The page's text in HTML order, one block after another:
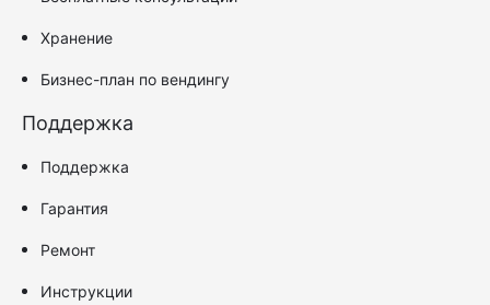
Хранение
Бизнес-план по вендингу
Поддержка
Поддержка
Гарантия
Ремонт
Инструкции